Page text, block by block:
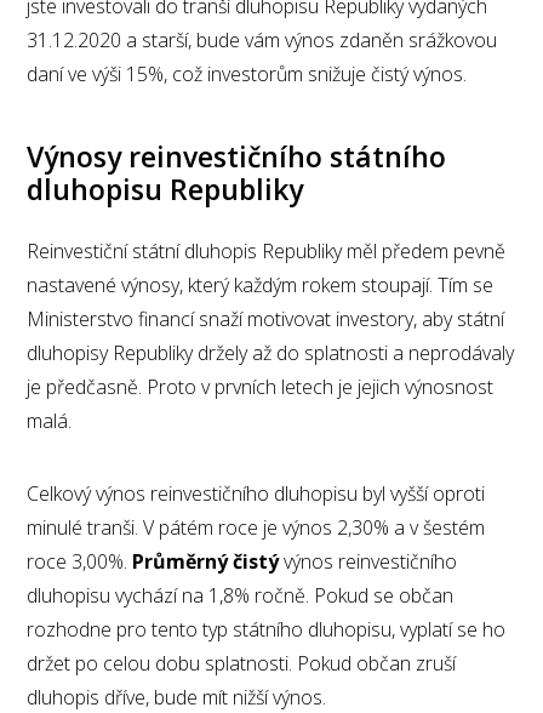
jste investovali do tranší dluhopisu Republiky vydaných
31.12.2020 a starší, bude vám výnos zdaněn srážkovou
daní ve výši 15%, což investorům snižuje čistý výnos.
Výnosy reinvestičního státního
dluhopisu Republiky
Reinvestiční státní dluhopis Republiky měl předem pevně
nastavené výnosy, který každým rokem stoupají. Tím se
Ministerstvo financí snaží motivovat investory, aby státní
dluhopisy Republiky držely až do splatnosti a neprodávaly
je předčasně. Proto v prvních letech je jejich výnosnost
malá.
Celkový výnos reinvestičního dluhopisu byl vyšší oproti
minulé tranši. V pátém roce je výnos 2,30% a v šestém
roce 3,00%. Průměrný čistývýnos reinvestičního
dluhopisu vychází na 1,8% ročně. Pokud se občan
rozhodne pro tento typ státního dluhopisu, vyplatí se ho
držet po celou dobu splatnosti. Pokud občan zruší
dluhopis dříve, bude mít nižší výnos.